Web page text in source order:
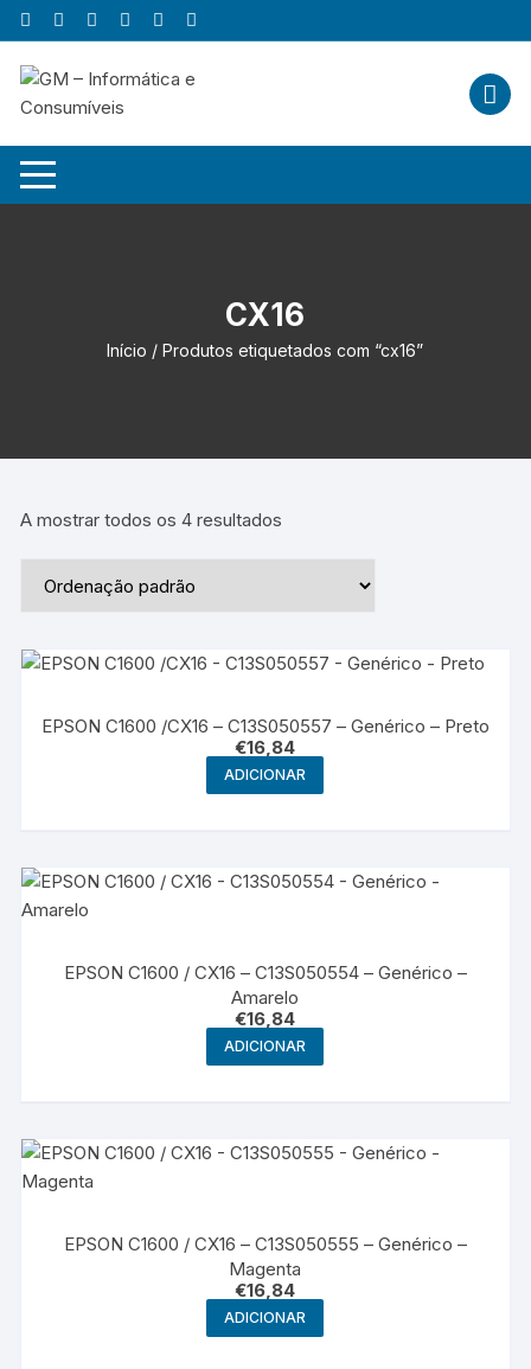
Skip
to
content
CX16
Início / Produtos etiquetados com “cx16”
A mostrar todos os 4 resultados
EPSON C1600 /CX16 – C13S050557 – Genérico – Preto
€16,84
ADICIONAR
EPSON C1600 / CX16 – C13S050554 – Genérico –
Amarelo
€16,84
ADICIONAR
EPSON C1600 / CX16 – C13S050555 – Genérico –
Magenta
€16,84
ADICIONAR